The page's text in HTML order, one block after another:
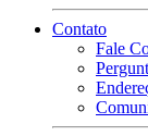
Contato
Fale